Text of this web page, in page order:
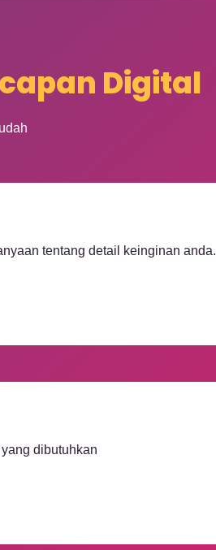
Digital
tentang detail keinginan anda.
dibutuhkan